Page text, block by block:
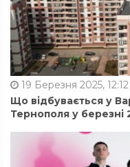
19 Березня 2025, 12:12
Що відбувається у
Тернополя у березні